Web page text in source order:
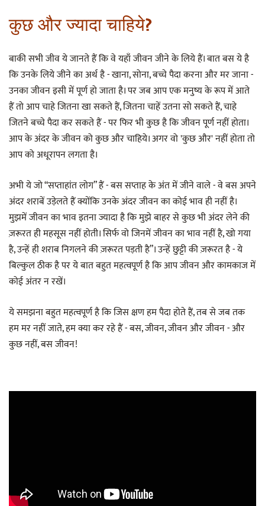
कुछ और ज्यादा चाहिये?
बाकी सभी जीव ये जानते हैं कि वे यहाँ जीवन जीने के लिये हैं। बात बस ये है
कि उनके लिये जीने का अर्थ है - खाना, सोना, बच्चे पैदा करना और मर जाना -
उनका जीवन इसी में पूर्ण हो जाता है। पर जब आप एक मनुष्य के रूप में आते
हैं तो आप चाहे जितना खा सकते हैं, जितना चाहें उतना सो सकते हैं, चाहे
जितने बच्चे पैदा कर सकते हैं - पर फिर भी कुछ है कि जीवन पूर्ण नहीं होता।
आप के अंदर के जीवन को कुछ और चाहिये। अगर वो 'कुछ और' नहीं होता तो
आप को अधूरापन लगता है।
अभी ये जो “सप्ताहांत लोग” हैं - बस सप्ताह के अंत में जीने वाले - वे बस अपने
अंदर शराबें उड़ेलते हैं क्योंकि उनके अंदर जीवन का कोई भाव ही नहीं है।
मुझमें जीवन का भाव इतना ज्यादा है कि मुझे बाहर से कुछ भी अंदर लेने की
ज़रूरत ही महसूस नहीं होती। सिर्फ वो जिनमें जीवन का भाव नहीं है, खो गया
है, उन्हें ही शराब निगलने की ज़रूरत पड़ती है”। उन्हें छुट्टी की ज़रूरत है - ये
बिल्कुल ठीक है पर ये बात बहुत महत्वपूर्ण है कि आप जीवन और कामकाज में
कोई अंतर न रखें।
ये समझना बहुत महत्वपूर्ण है कि जिस क्षण हम पैदा होते हैं, तब से जब तक
हम मर नहीं जाते, हम क्या कर रहे हैं - बस, जीवन, जीवन और जीवन - और
कुछ नहीं, बस जीवन!